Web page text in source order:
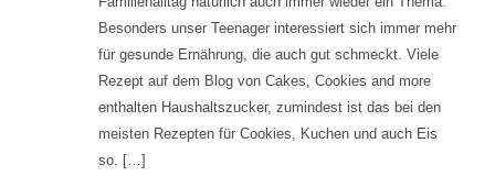
Besonders unser Teenager interessiert sich immer mehr
für gesunde Ernährung, die auch gut schmeckt. Viele
Rezept auf dem Blog von Cakes, Cookies and more
enthalten Haushaltszucker, zumindest ist das bei den
meisten Rezepten für Cookies, Kuchen und auch Eis
so. […]